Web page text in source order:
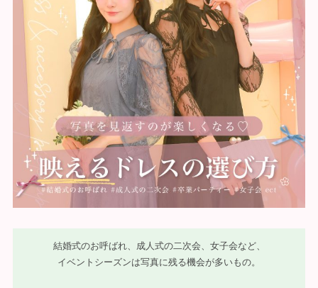
結婚式のお呼ばれ、成人式の二次会、女子会など、
イベントシーズンは写真に残る機会が多いもの。